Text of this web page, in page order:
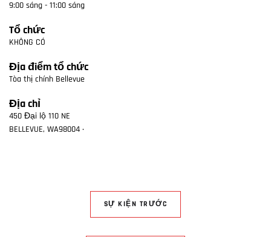
9:00 sáng - 11:00 sáng
Tổ chức
KHÔNG CÓ
Địa điểm tổ chức
Tòa thị chính Bellevue
Địa chỉ
450 Đại lộ 110 NE
BELLEVUE, WA98004 ·
SỰ KIỆN TRƯỚC